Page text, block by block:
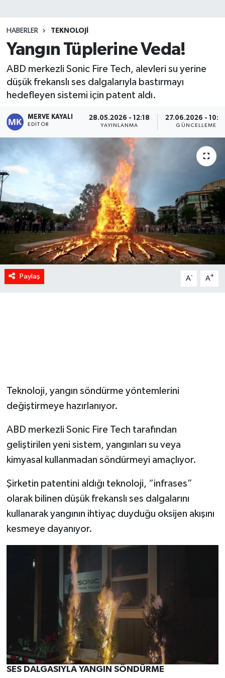
HABERLER TEKNOLOJI
Yangın Tüplerine Veda!
ABD merkezli Sonic Fire Tech, alevleri su yerine
düşük frekanslı ses dalgalarıyla bastırmayı
hedefleyen sistemi için patent aldı.
MERVE KAYALI
EDITÖR
28.05.2026 - 12:18
YAYINLANMA
27.06.2026 -
GÜNCELLEME
Paylaş A- A+
Teknoloji, yangın söndürme yöntemlerini
değiştirmeye hazırlanıyor.
ABD merkezli Sonic Fire Tech tarafından
geliştirilen yeni sistem, yangınları su veya
kimyasal kullanmadan söndürmeyi amaçlıyor.
Şirketin patentini aldığı teknoloji, “infrases”
olarak bilinen düşük frekanslı ses dalgalarını
kullanarak yangının ihtiyaç duyduğu oksijen akışını
kesmeye dayanıyor.
SES DALGASIYLA YANGIN SÖNDÜRME